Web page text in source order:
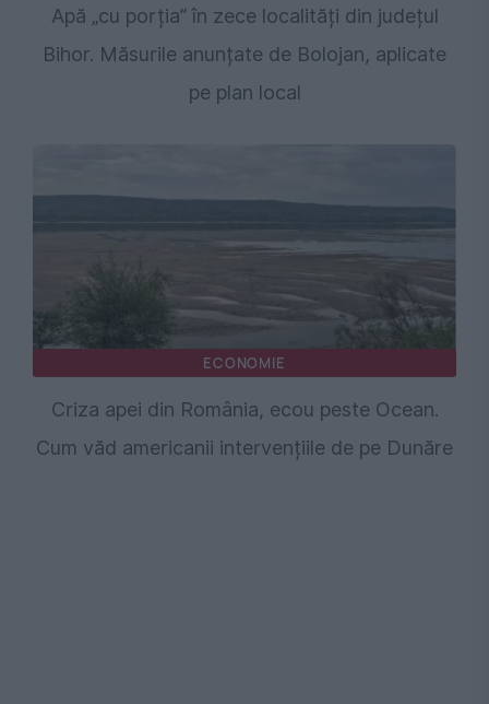
Apă „cu porția” în zece localități din județul
Bihor. Măsurile anunțate de Bolojan, aplicate
pe plan local
ECONOMIE
Criza apei din România, ecou peste Ocean.
Cum văd americanii intervențiile de pe Dunăre